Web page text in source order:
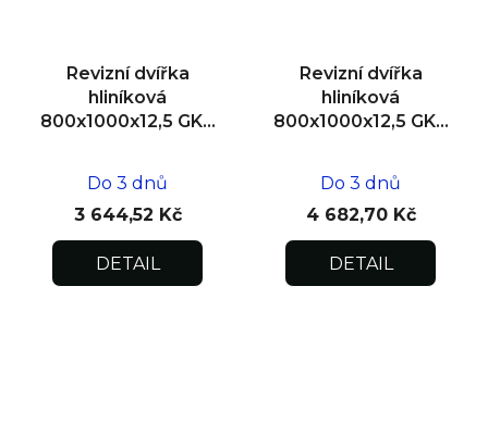
Revizní dvířka
hliníková
800x1000x12,5 GKB
Do 3 dnů
3 644,52 Kč
DETAIL
Revizní dvířka
hliníková
800x1000x12,5 GKB
Do 3 dnů
4 682,70 Kč
DETAIL